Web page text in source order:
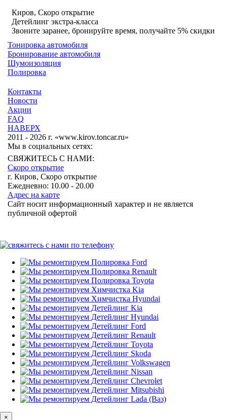
Киров, Скоро открытие
Детейлинг экстра-класса
Звоните заранее, бронируйте время, получайте 5% скидки
Контакты
Новости
Акции
FAQ
НАВЕРХ
2011 - 2026 г. «www.kirov.toncar.ru»
Тонировка автомобиля
Бронирование автомобиля
Шумоизоляция
Полировка
Мы в социальных сетях:
СВЯЖИТЕСЬ С НАМИ:
Скоро открытие
г. Киров, Скоро открытие
Ежедневно: 10.00 - 20.00
Адрес на карте
Сайт носит информационный характер и не является
публичной офертой
×